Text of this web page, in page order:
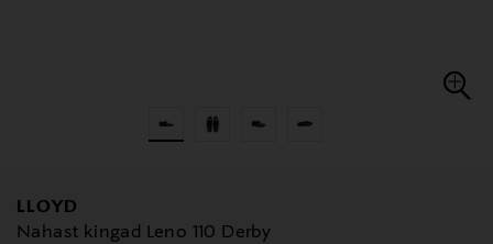
LLOYD
Nahast kingad Leno 110 Derby